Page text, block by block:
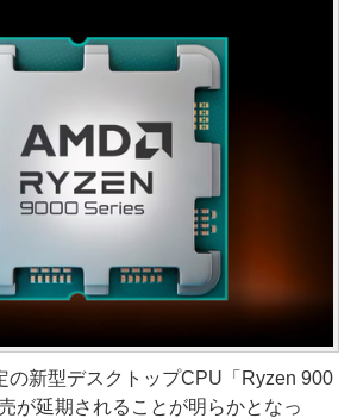
新型デスクトップCPU「Ryzen 900
が延期されることが明らかとなっ